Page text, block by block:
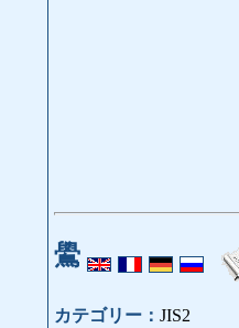
鷽
カテゴリー： JIS2